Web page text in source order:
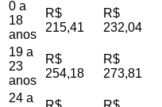
0 a
18
anos
R$
215,41
R$
232,04
19 a
23
anos
R$
254,18
R$
273,81
24 a